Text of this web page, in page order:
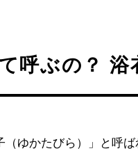
呼ぶの？
（ゆかたびら）」と呼ば